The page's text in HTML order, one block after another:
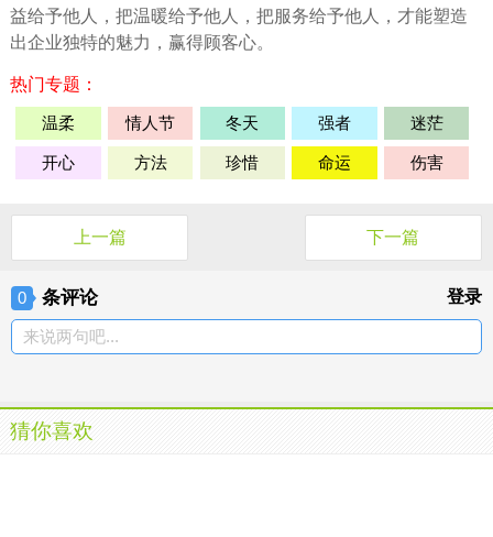
益给予他人，把温暖给予他人，把服务给予他人，才能塑造
出企业独特的魅力，赢得顾客心。
热门专题：
温柔 情人节 冬天 强者 迷茫
开心 方法 珍惜 命运 伤害
上一篇 下一篇
0 条评论 登录
来说两句吧...
猜你喜欢